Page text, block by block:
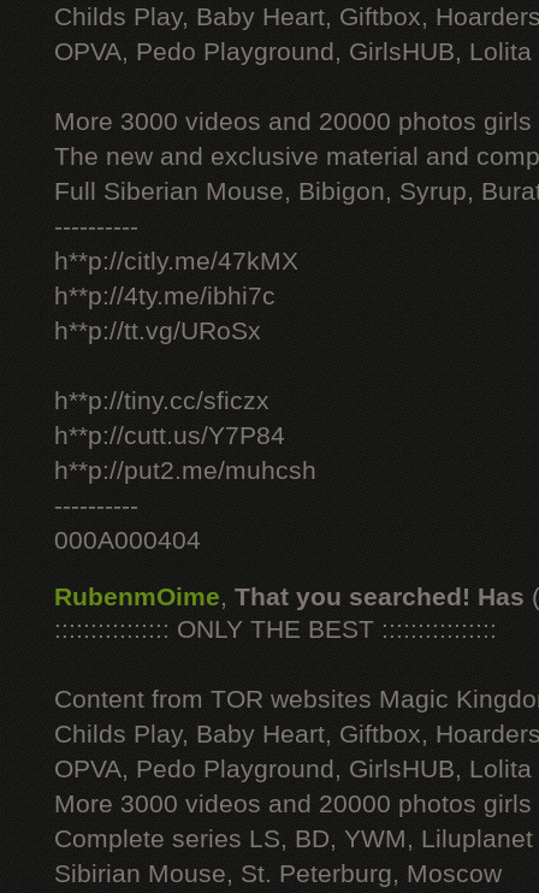
Childs Play, Baby Heart, Giftbox,
OPVA, Pedo Playground, GirlsHUB, Lolita
More 3000 videos and 20000 photos
The new and exclusive material and
Full Siberian Mouse, Bibigon, Syrup,
----------
h**p://citly.me/47kMX
h**p://4ty.me/ibhi7c
h**p://tt.vg/URoSx
h**p://tiny.cc/sficzx
h**p://cutt.us/Y7P84
h**p://put2.me/muhcsh
----------
000A000404
RubenmOime, That you searched! Has
:::::::::::::::: ONLY THE BEST ::::::::::::::::
Content from TOR websites Magic
Childs Play, Baby Heart, Giftbox,
OPVA, Pedo Playground, GirlsHUB, Lolita
More 3000 videos and 20000 photos
Complete series LS, BD, YWM, Liluplanet
Sibirian Mouse, St. Peterburg, Moscow